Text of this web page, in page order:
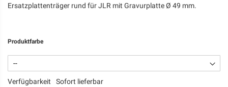
Ersatzplattenträger rund für JLR mit Gravurplatte Ø 49 mm.
Produktfarbe
Verfügbarkeit Sofort lieferbar